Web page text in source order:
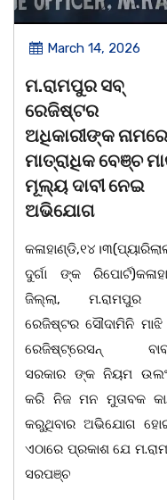
March 14, 2026
ଚିତାବାଘ ର ନଖ
ତିନି ଯୁବକ ଗିରଫ ଓ
କୋର୍ଟ ଚାଲାଣ
ଦୁର୍ଗା ଙ୍କ
କରି ବ୍ୟବସାୟ
ସମ୍ପର୍କରେ କୌଣସି
ସୂଚନା ପାଇ କଳାହାଣ୍ଡି
ବନଖଣ୍ଡ ଅଧୀନ କେଗାଁ
ବନ କର୍ମଚାରୀ ମାନେ
ସେକ୍ସନ ଅଧୀନ